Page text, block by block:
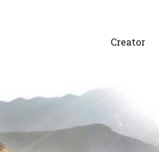
Creator